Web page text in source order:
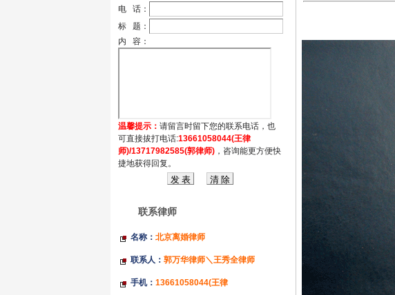
电 话：
标 题：
内 容：
温馨提示： 请留言时留下您的联系电话，也
可直接拔打电话:13661058044(王律
师)/13717982585(郭律师)，咨询能更方便快
捷地获得回复。
联系律师
名称： 北京离婚律师
联系人： 郭万华律师＼王秀全律师
手机： 13661058044(王律